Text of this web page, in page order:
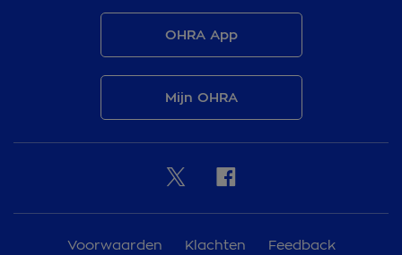
OHRA App
Mijn OHRA
Voorwaarden Klachten Feedback